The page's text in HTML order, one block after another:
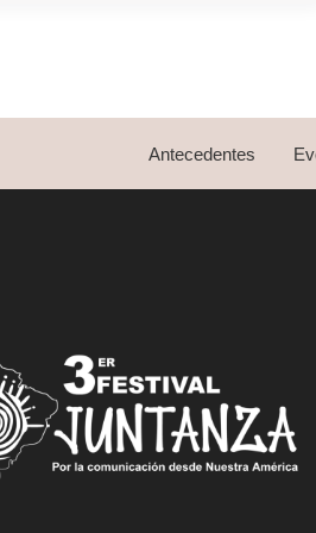
Antecedentes